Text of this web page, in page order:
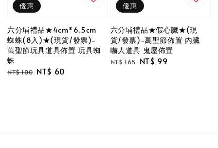
優惠
六分埔禮品★4cm*6.5cm
蜘蛛(8入)★(現貨/發票)-
萬聖節玩具道具佈置 玩具蜘
蛛
Regular
NT$ 100 Sale
NT$ 60
優惠
六分埔禮品★假心臟★(現
貨/發票)-萬聖節佈置 內臟
嚇人道具 鬼屋佈置
Regular
NT$ 165 Sale
NT$ 99